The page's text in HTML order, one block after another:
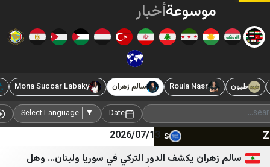
مستقبل ويب
Good-Press
الأحداث 24
موقع بوست
سبأ
الإعلام الحربي اليمني
أخبارالشرقالأوسط
Roula Nasr سالم زهران Mona Succar Labaky لبنان الكبير
Select Language
Add Source
2026/07/13
يكشف الدور التركي في سوريا ولبنان… وهل